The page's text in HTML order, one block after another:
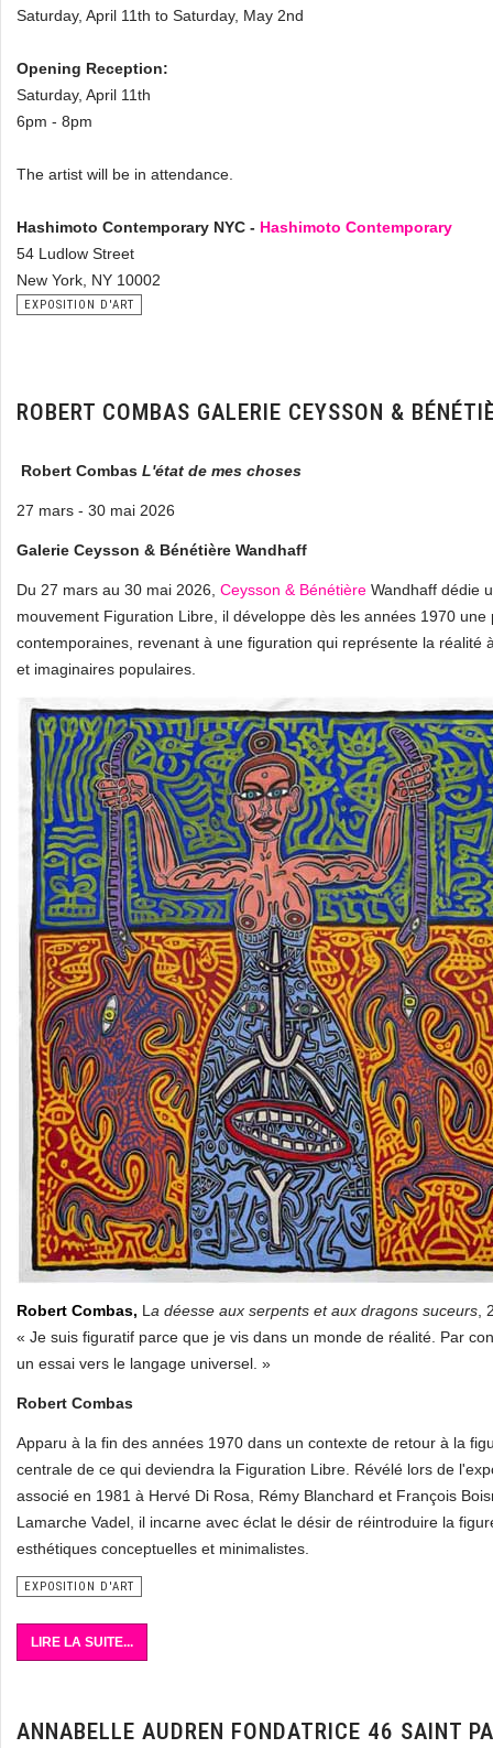
Saturday, April 11th to Saturday, May 2nd
Opening Reception:
Saturday, April 11th
6pm - 8pm
The artist will be in attendance.
Hashimoto Contemporary NYC - Hashimoto Contemporary
54 Ludlow Street
New York, NY 10002
EXPOSITION D'ART
ROBERT COMBAS GALERIE CEYSSON &
Robert Combas L'état de mes choses
27 mars - 30 mai 2026
Galerie Ceysson & Bénétière Wandhaff
Du 27 mars au 30 mai 2026, Ceysson & Bénétière Wandhaff dédie
mouvement Figuration Libre, il développe dès les années 1970
contemporaines, revenant à une figuration qui représente la
et imaginaires populaires.
Robert Combas, L a déesse aux serpents et aux dragons suceurs
« Je suis figuratif parce que je vis dans un monde de réalité. Par
un essai vers le langage universel. »
Robert Combas
Apparu à la fin des années 1970 dans un contexte de retour à la
centrale de ce qui deviendra la Figuration Libre. Révélé lors de
associé en 1981 à Hervé Di Rosa, Rémy Blanchard et François
Lamarche Vadel, il incarne avec éclat le désir de réintroduire la
esthétiques conceptuelles et minimalistes.
EXPOSITION D'ART
LIRE LA SUITE...
ANNABELLE AUDREN FONDATRICE 46 SAINT